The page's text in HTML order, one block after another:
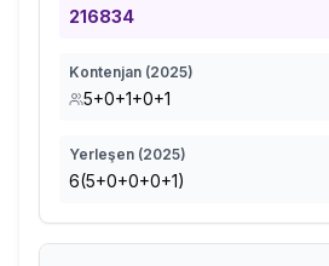
216834
Kontenjan (2025)
5+0+1+0+1
Yerleşen (2025)
6(5+0+0+0+1)